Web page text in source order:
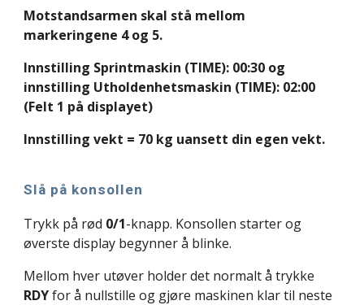
Motstandsarmen skal stå mellom
markeringene 4 og 5.
Innstilling Sprintmaskin (TIME): 00:30 og
innstilling Utholdenhetsmaskin (TIME): 02:00
(Felt 1 på displayet)
Innstilling vekt = 70 kg uansett din egen vekt.
Slå på konsollen
Trykk på rød 0/1-knapp. Konsollen starter og
øverste display begynner å blinke.
Mellom hver utøver holder det normalt å trykke
RDYfor å nullstille og gjøre maskinen klar til neste